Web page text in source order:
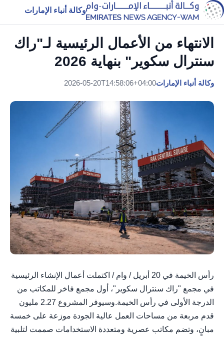
وكالة أنباء الإمارات
الانتهاء من الأعمال الرئيسية لـ"راك
سنترال سكوير" بنهاية 2026
وكالة أنباء الإمارات2026-05-20T14:58:06+04:00
رأس الخيمة في 20 أبريل / وام / اكتملت أعمال الإنشاء الرئيسية
في مجمع "راك سنترال سكوير"، أول مجمع فاخر للمكاتب من
الدرجة الأولى في رأس الخيمة.وسيوفر المشروع 2.27 مليون
قدم مربعة من مساحات العمل عالية الجودة موزعة على خمسة
مبانٍ، وتضم مكاتب عصرية ومتعددة الاستخدامات صممت لتلبية